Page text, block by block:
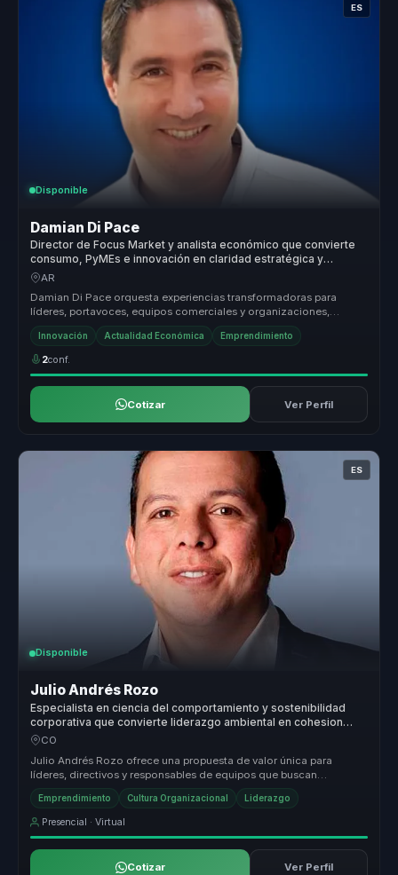
ES
Disponible
Damian Di Pace
Director de Focus Market y analista económico que convierte
consumo, PyMEs e innovación en claridad estratégica y
mejores decisiones comerciales para líderes.
AR
Damian Di Pace orquesta experiencias transformadoras para
líderes, portavoces, equipos comerciales y organizaciones,
permitiéndoles dejar...
Innovación Actualidad Económica Emprendimiento
2conf.
Cotizar Ver Perfil
ES
Disponible
Julio Andrés Rozo
Especialista en ciencia del comportamiento y sostenibilidad
corporativa que convierte liderazgo ambiental en cohesion
para directivos y equipos.
CO
Julio Andrés Rozo ofrece una propuesta de valor única para
líderes, directivos y responsables de equipos que buscan
transformar sus organ...
Emprendimiento Cultura Organizacional Liderazgo
Presencial · Virtual
Cotizar Ver Perfil